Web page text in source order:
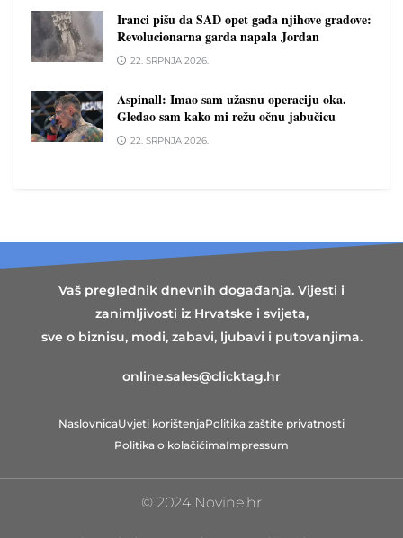
Iranci pišu da SAD opet gađa njihove gradove:
Revolucionarna garda napala Jordan
22. SRPNJA 2026.
Aspinall: Imao sam užasnu operaciju oka.
Gledao sam kako mi režu očnu jabučicu
22. SRPNJA 2026.
Vaš preglednik dnevnih događanja. Vijesti i
zanimljivosti iz Hrvatske i svijeta,
sve o biznisu, modi, zabavi, ljubavi i putovanjima.
online.sales@clicktag.hr
NaslovnicaUvjeti korištenjaPolitika zaštite privatnosti
Politika o kolačićimaImpressum
© 2024 Novine.hr